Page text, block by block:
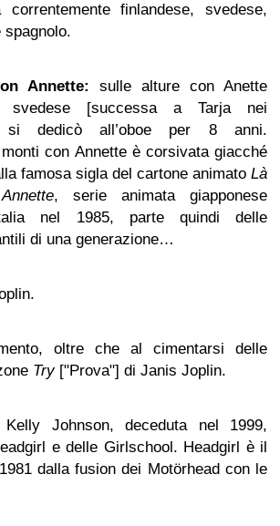
finlandese, svedese,
spagnolo.
Annette:
sulle alture con Anette
svedese [successa a Tarja nei
si dedicò all’oboe per 8 anni.
monti con Annette è corsivata giacché
famosa sigla del cartone animato Là
, serie animata giapponese
nel 1985, parte quindi delle
di una generazione…
oltre che al cimentarsi delle
Try["Prova"] di Janis Joplin.
Kelly Johnson, deceduta nel 1999,
e delle Girlschool. Headgirl è il
dalla fusion dei Motörhead con le